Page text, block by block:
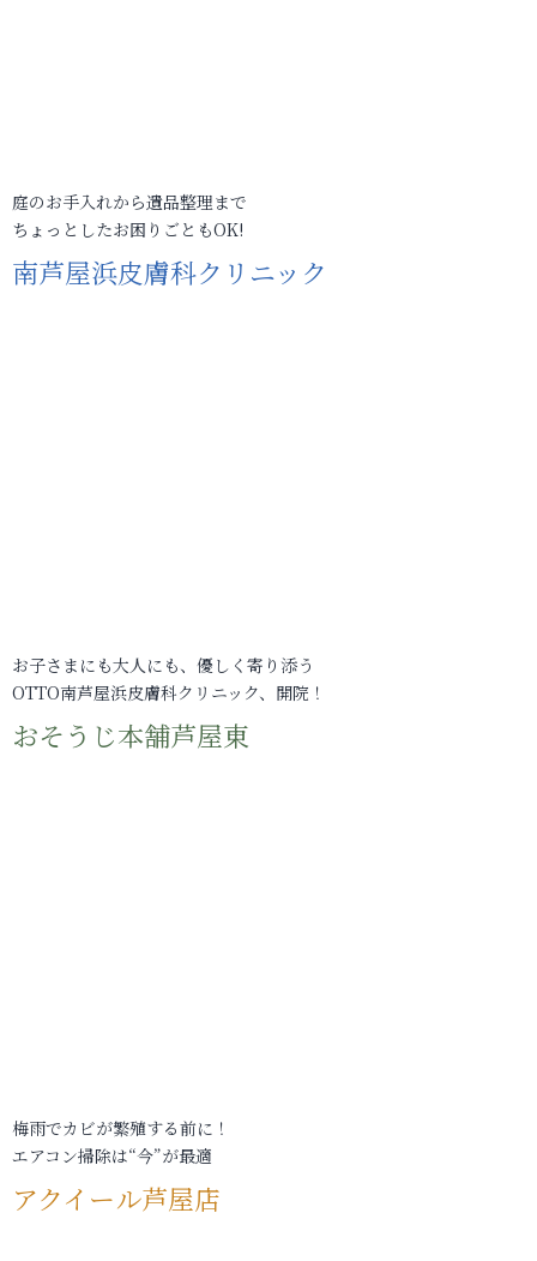
庭のお手入れから遺品整理まで
ちょっとしたお困りごともOK!
南芦屋浜皮膚科クリニック
お子さまにも大人にも、優しく寄り添う
OTTO南芦屋浜皮膚科クリニック、開院！
おそうじ本舗芦屋東
梅雨でカビが繁殖する前に！
エアコン掃除は“今”が最適
アクイール芦屋店